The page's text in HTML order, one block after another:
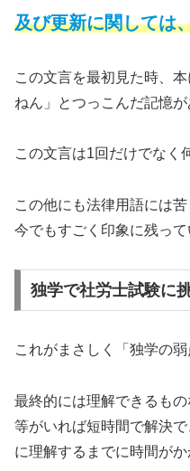
及び更新に関しては
この文言を最初見た時、
ねん」とつっこんだ記憶が
この文言は1回だけでなく
この他にも法律用語には
今でもすごく印象に残って
独学で社労士試験に
これがまさしく「独学の弱
最終的には理解できるも
等がいれば短時間で解決
に理解するまでに時間がか